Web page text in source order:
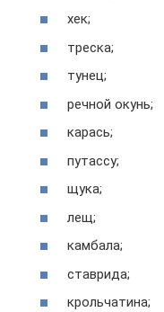
хек;
треска;
тунец;
речной окунь;
карась;
путассу;
щука;
лещ;
камбала;
ставрида;
крольчатина;